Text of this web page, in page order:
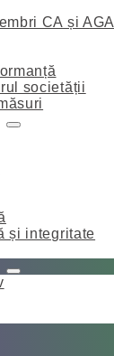
CA și AGA
societății
și integritate